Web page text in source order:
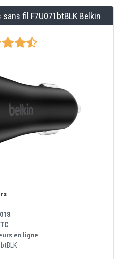
sans fil F7U071btBLK Belkin
en ligne